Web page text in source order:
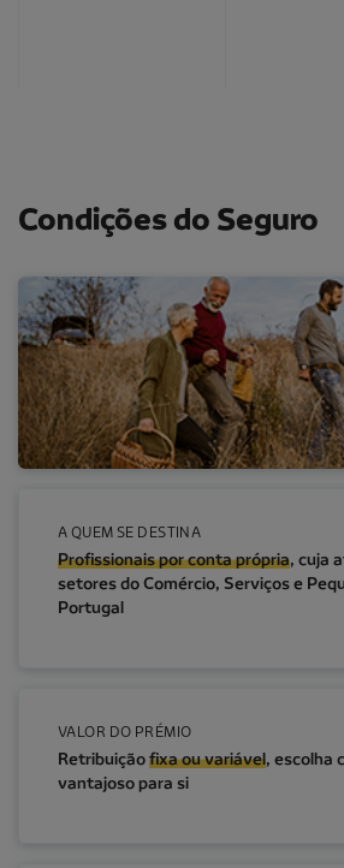
Condições do Seguro
A QUEM SE DESTINA
Profissionais por conta própria, cuja
setores do Comércio, Serviços e
Portugal
VALOR DO PRÉMIO
Retribuiçãofixa ou variável, escolha
vantajoso para si